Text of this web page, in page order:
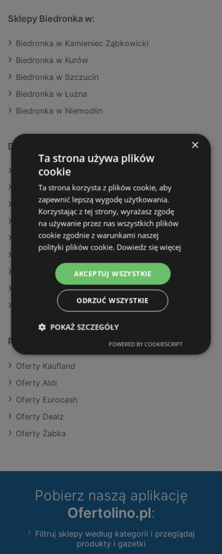
Sklepy Biedronka w:
Biedronka w Kamieniec Ząbkowicki
Biedronka w Kurów
Biedronka w Szczucin
Biedronka w Łużna
Biedronka w Niemodlin
Dodatkowe łącza
Oferty Biedronka
Oferty Dealz
Oferty Auchan
Aktualne gazetki Delikatesy Centrum
Aktualne gazetki Żabka
Aktualne gazetki Auchan
Aktualne gazetki Carrefour
Aktualne gazetki Gram Market
Sklepy Biedronka w Międzyzdroje
Podobne sklepy detaliczne
Oferty Kaufland
Oferty Aldi
Oferty Eurocash
Oferty Dealz
Oferty Żabka
Pobierz naszą aplikację
Ofertolino.pl:
Filtruj sklepy według kategorii i przeglądaj
produkty i gazetki
×
Ta strona używa plików
cookie
Ta strona korzysta z plików cookie, aby
zapewnić lepszą wygodę użytkowania.
Korzystając z tej strony, wyrażasz zgodę
na używanie przez nas wszystkich plików
cookie zgodnie z warunkami naszej
polityki plików cookie. Dowiedz się więcej
AKCEPTUJ WSZYSTKIE
ODRZUĆ WSZYSTKIE
POKAŻ SZCZEGÓŁY
POWERED BY COOKIESCRIPT